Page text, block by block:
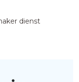
dienst